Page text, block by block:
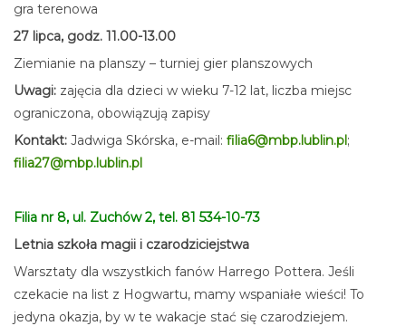
gra terenowa
27 lipca, godz. 11.00-13.00
Ziemianie na planszy – turniej gier planszowych
Uwagi: zajęcia dla dzieci w wieku 7-12 lat, liczba miejsc
ograniczona, obowiązują zapisy
Kontakt: Jadwiga Skórska, e-mail: filia6@mbp.lublin.pl;
filia27@mbp.lublin.pl
Filia nr 8, ul. Zuchów 2, tel. 81 534-10-73
Letnia szkoła magii i czarodziciejstwa
Warsztaty dla wszystkich fanów Harrego Pottera. Jeśli
czekacie na list z Hogwartu, mamy wspaniałe wieści! To
jedyna okazja, by w te wakacje stać się czarodziejem.